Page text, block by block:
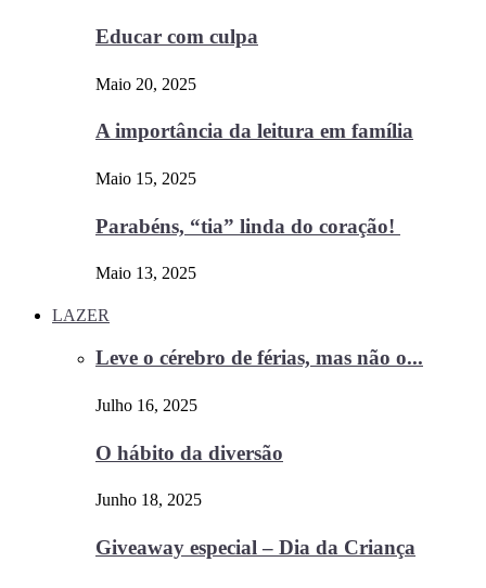
Educar com culpa
Maio 20, 2025
A importância da leitura em família
Maio 15, 2025
Parabéns, “tia” linda do coração!
Maio 13, 2025
LAZER
Leve o cérebro de férias, mas não o...
Julho 16, 2025
O hábito da diversão
Junho 18, 2025
Giveaway especial – Dia da Criança